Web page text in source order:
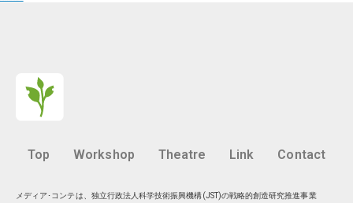
Top Workshop Theatre Link Contact
メディア･コンテは、独立行政法人科学技術振興機構(JST)の戦略的創造研究推進事業